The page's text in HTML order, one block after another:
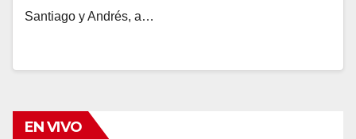
Santiago y Andrés, a…
EN VIVO